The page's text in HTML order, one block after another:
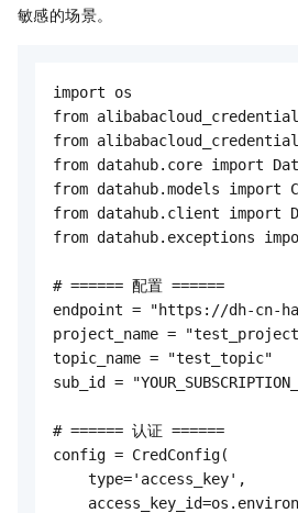
敏感的场景。
import os
from
from
from datahub.core import
from datahub.models import
from datahub.client import
from datahub.exceptions
# ====== 配置 ======
endpoint = "https://dh-cn-
project_name =
topic_name = "test_topic"
sub_id =
# ====== 认证 ======
config = CredConfig(
    type='access_key',